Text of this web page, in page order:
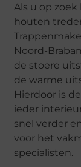
Als u op
houten
Noord-
de stoere
de warme
Hierdoor is
ieder
snel verder
voor het
specialisten.